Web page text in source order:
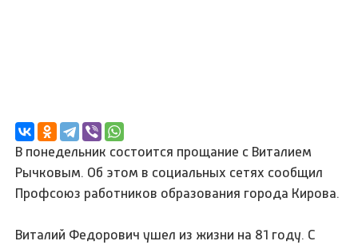
В понедельник состоится прощание с Виталием
Рычковым. Об этом в социальных сетях сообщил
Профсоюз работников образования города Кирова.
Виталий Федорович ушел из жизни на 81 году. С